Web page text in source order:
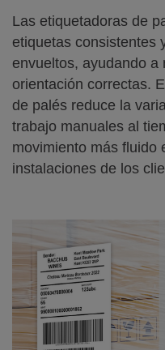
Las etiquetadoras de
etiquetas consistentes
envueltos, ayudando
orientación correctas.
de palés reduce la
trabajo manuales al
movimiento más fluido
instalaciones de los